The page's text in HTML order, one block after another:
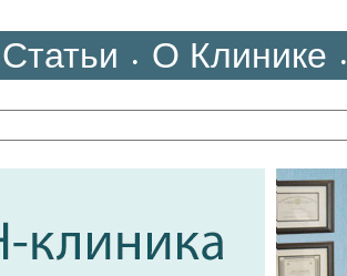
Статьи • О Клинике •